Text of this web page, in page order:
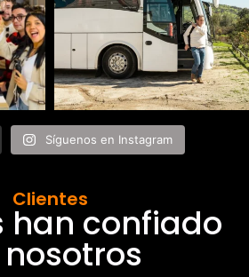
Síguenos en Instagram
Clientes
han confiado